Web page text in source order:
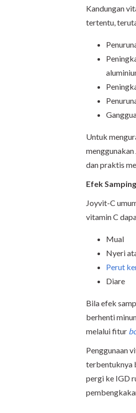
Kandungan
tertentu,
Untuk
dan praktis
Efek
Joyvit-C
vitamin C
Mual
Nyeri
Perut
Diare
Bila efek
berhenti
melalui fitur
Penggunaan
terbentuknya
pergi ke IGD